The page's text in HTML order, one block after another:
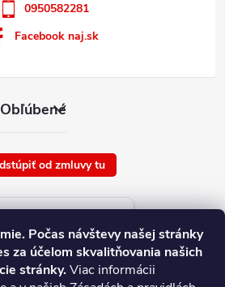
Počas návštevy našej stránky
za účelom skvalitňovania našich
stránky.Viac informácii
Obľúbené
0950582281
Facebook naj.sk
od zmluvy tu
ceny tovaru
od : 8/8/2026